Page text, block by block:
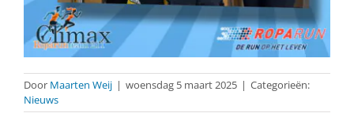
Door Maarten Weij | woensdag 5 maart 2025 | Categorieën:
Nieuws